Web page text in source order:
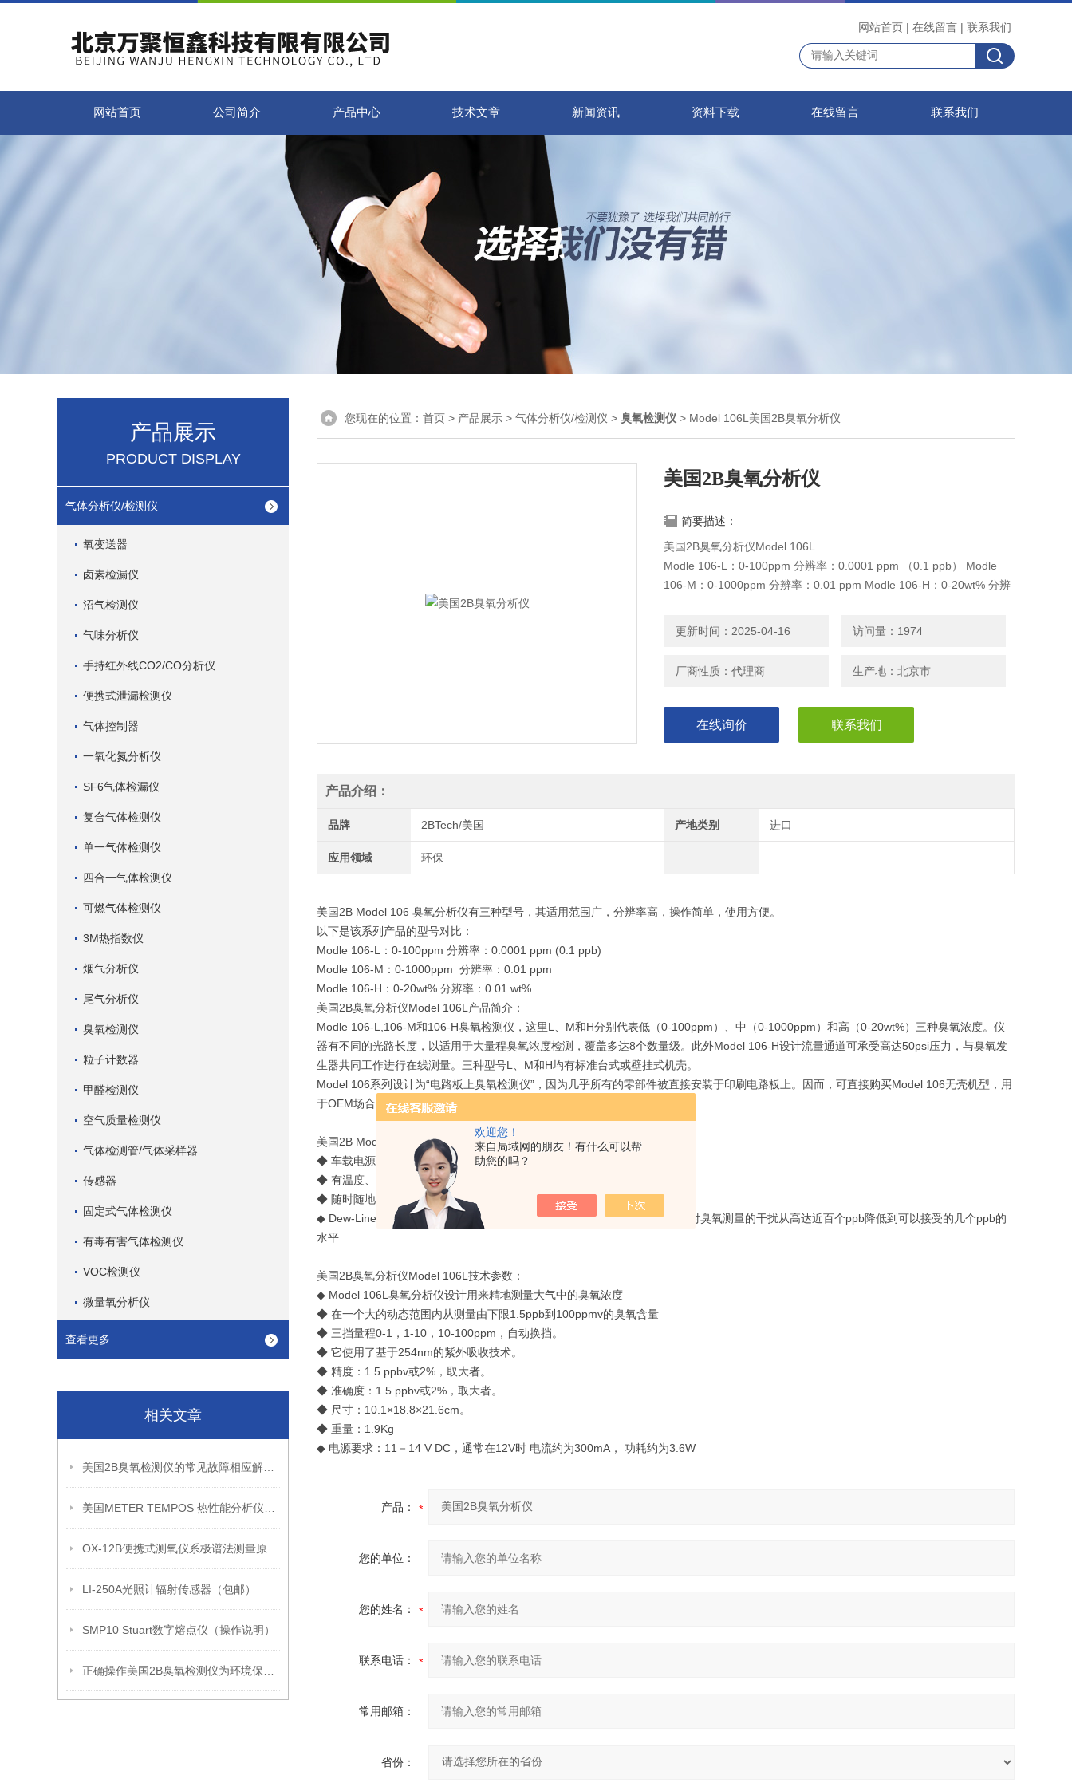
欢迎您！
来自局域网的朋友！有什么可以帮
助您的吗？
网站首页 | 在线留言 | 联系我们
网站首页 公司简介 产品中心 技术文章 新闻资讯 资料下载 在线留言 联系我们
产品展示
PRODUCT DISPLAY
气体分析仪/检测仪
氧变送器
卤素检漏仪
沼气检测仪
气味分析仪
手持红外线CO2/CO分析仪
便携式泄漏检测仪
气体控制器
一氧化氮分析仪
SF6气体检漏仪
复合气体检测仪
单一气体检测仪
四合一气体检测仪
可燃气体检测仪
3M热指数仪
烟气分析仪
尾气分析仪
臭氧检测仪
粒子计数器
甲醛检测仪
空气质量检测仪
气体检测管/气体采样器
传感器
固定式气体检测仪
有毒有害气体检测仪
VOC检测仪
微量氧分析仪
查看更多
相关文章
LI-250A光照计辐射传感器（包邮）
SMP10 Stuart数字熔点仪（操作说明）
您现在的位置： 首页 > 产品展示 > 气体分析仪/检测仪 > 臭氧检测仪 > Model 106L美国2B臭氧分析仪
美国2B臭氧分析仪
简要描述：
美国2B臭氧分析仪Model 106L
Modle 106-L：0-100ppm 分辨率：0.0001 ppm （0.1 ppb） Modle
106-M：0-1000ppm 分辨率：0.01 ppm Modle 106-H：0-20wt% 分辨
更新时间：2025-04-16 访问量：1974
厂商性质：代理商 生产地：北京市
在线询价 联系我们
产品介绍：
品牌 2BTech/美国 产地类别 进口
应用领域 环保
美国2B Model 106 臭氧分析仪有三种型号，其适用范围广，分辨率高，操作简单，使用方便。
以下是该系列产品的型号对比：
Modle 106-L：0-100ppm 分辨率：0.0001 ppm (0.1 ppb)
Modle 106-M：0-1000ppm 分辨率：0.01 ppm
Modle 106-H：0-20wt% 分辨率：0.01 wt%
美国2B臭氧分析仪Model 106L产品简介：
Modle 106-L,106-M和106-H臭氧检测仪，这里L、M和H分别代表低（0-100ppm）、中（0-1000ppm）和高（0-20wt%）三种臭氧浓度。仪
器有不同的光路长度，以适用于大量程臭氧浓度检测，覆盖多达8个数量级。此外Model 106-H设计流量通道可承受高达50psi压力，与臭氧发
生器共同工作进行在线测量。三种型号L、M和H均有标准台式或壁挂式机壳。
Model 106系列设计为“电路板上臭氧检测仪”，因为几乎所有的零部件被直接安装于印刷电路板上。因而，可直接购买Model 106无壳机型，用
于OEM场合。
美国2B Model 106L 臭氧分析仪产品特点
◆ 车载电源适配器可用于运动中/野外大气化学研究
◆ 有温度、湿度和海拔高度修正(海拔升高1000米产生的误差高达14%!)
◆ 随时随地确保读数精
◆ Dew-Line一家湿度修正技术克服了传统紫外臭氧分析仪的限制，使得湿度对臭氧测量的干扰从高达近百个ppb降低到可以接受的几个ppb的
水平
美国2B臭氧分析仪Model 106L技术参数：
◆ Model 106L臭氧分析仪设计用来精地测量大气中的臭氧浓度
◆ 在一个大的动态范围内从测量由下限1.5ppb到100ppmv的臭氧含量
◆ 三挡量程0-1，1-10，10-100ppm，自动换挡。
◆ 它使用了基于254nm的紫外吸收技术。
◆ 精度：1.5 ppbv或2%，取大者。
◆ 准确度：1.5 ppbv或2%，取大者。
◆ 尺寸：10.1×18.8×21.6cm。
◆ 重量：1.9Kg
◆ 电源要求：11－14 V DC，通常在12V时 电流约为300mA， 功耗约为3.6W
产品：
您的单位：
您的姓名：
联系电话：
常用邮箱：
省份：